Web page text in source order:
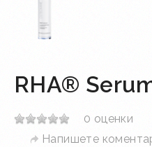
RHA®
0 оценки
Напишете